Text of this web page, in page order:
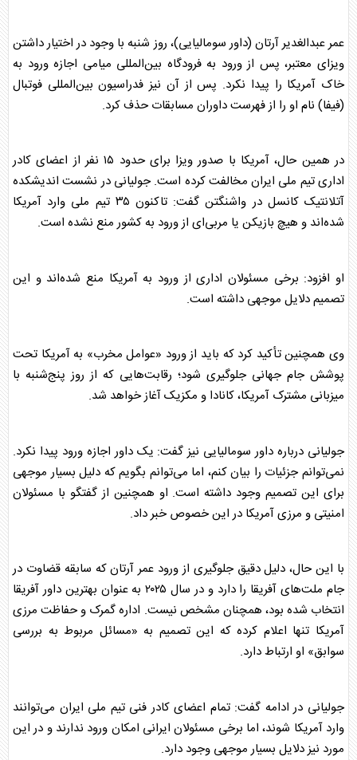
عمر عبدالغدیر آرتان (داور سومالیایی)، روز شنبه با وجود در اختیار داشتن
ویزای معتبر، پس از ورود به فرودگاه بین‌المللی میامی اجازه ورود به
خاک آمریکا را پیدا نکرد. پس از آن نیز فدراسیون بین‌المللی فوتبال
(فیفا) نام او را از فهرست داوران مسابقات حذف کرد.
در همین حال، آمریکا با صدور ویزا برای حدود ۱۵ نفر از اعضای کادر
اداریتیم ملی ایرانمخالفت کرده است. جولیانی در نشست اندیشکده
آتلانتیک کانسل در واشنگتن گفت: تاکنون ۳۵ تیم ملی وارد آمریکا
شده‌اند و هیچ بازیکن یا مربی‌ای از ورود به کشور منع نشده است.
او افزود: برخی مسئولان اداری از ورود به آمریکا منع شده‌اند و این
تصمیم دلایل موجهی داشته است.
وی همچنین تأکید کرد که باید از ورود «عوامل مخرب» به آمریکا تحت
پوشش جام جهانی جلوگیری شود؛ رقابت‌هایی که از روز پنج‌شنبه با
میزبانی مشترک آمریکا، کانادا و مکزیک آغاز خواهد شد.
جولیانی درباره داور سومالیایی نیز گفت: یک داور اجازه ورود پیدا نکرد.
نمی‌توانم جزئیات را بیان کنم، اما می‌توانم بگویم که دلیل بسیار موجهی
برای این تصمیم وجود داشته است. او همچنین از گفتگو با مسئولان
امنیتی و مرزی آمریکا در این خصوص خبر داد.
با این حال، دلیل دقیق جلوگیری از ورود عمر آرتان که سابقه قضاوت در
جام ملت‌های آفریقا را دارد و در سال ۲۰۲۵ به عنوان بهترین داور آفریقا
انتخاب شده بود، همچنان مشخص نیست. اداره گمرک و حفاظت مرزی
آمریکا تنها اعلام کرده که این تصمیم به «مسائل مربوط به بررسی
سوابق» او ارتباط دارد.
جولیانی در ادامه گفت: تمام اعضای کادر فنیتیم ملی ایران می‌توانند
وارد آمریکا شوند، اما برخی مسئولان ایرانی امکان ورود ندارند و در این
مورد نیز دلایل بسیار موجهی وجود دارد.